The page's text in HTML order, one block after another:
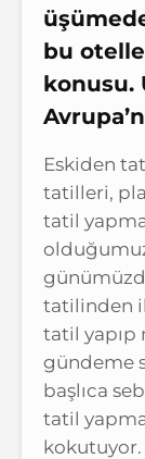
bu
konusu.
Eskiden
tatilleri,
tatil
tatilinden
tatil yapıp
gündeme
başlıca
tatil
kokutuyor.